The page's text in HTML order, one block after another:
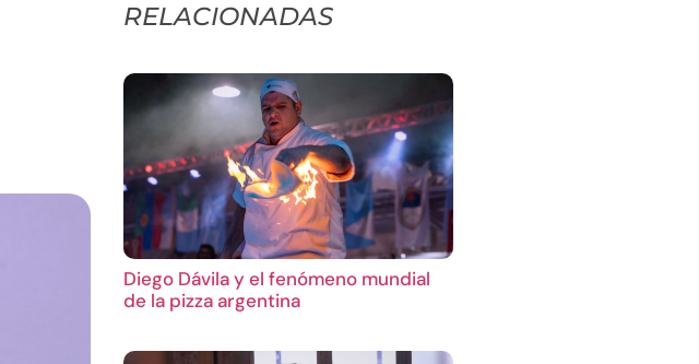
RELACIONADAS
Diego Dávila y el fenómeno mundial
de la pizza argentina